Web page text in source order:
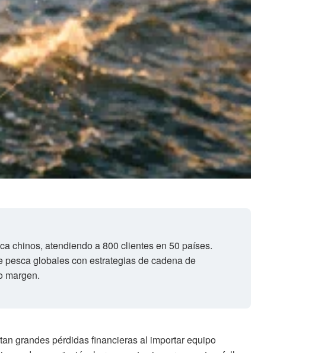
chinos, atendiendo a 800 clientes en 50 países.
globales con estrategias de cadena de
margen.
grandes pérdidas financieras al importar equipo